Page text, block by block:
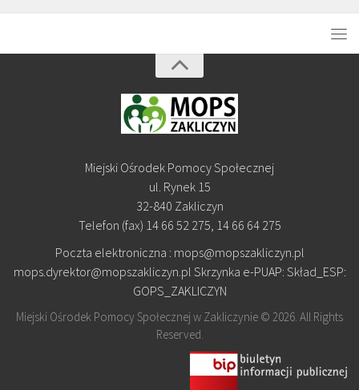
Miejski Ośrodek Pomocy Społecznej
ul. Rynek 15
32-840 Zakliczyn
Telefon (fax) 14 66 52 275, 14 66 64 275
Poczta elektroniczna : mops@mopszakliczyn.pl
mops.dyrektor@mopszakliczyn.pl Skrzynka e-PUAP: Skład_ESP:
GOPS_ZAKLICZYN
Miejski Ośrodek Pomocy Społecznej w Zakliczynie © 2026. All Rights
Reserved.